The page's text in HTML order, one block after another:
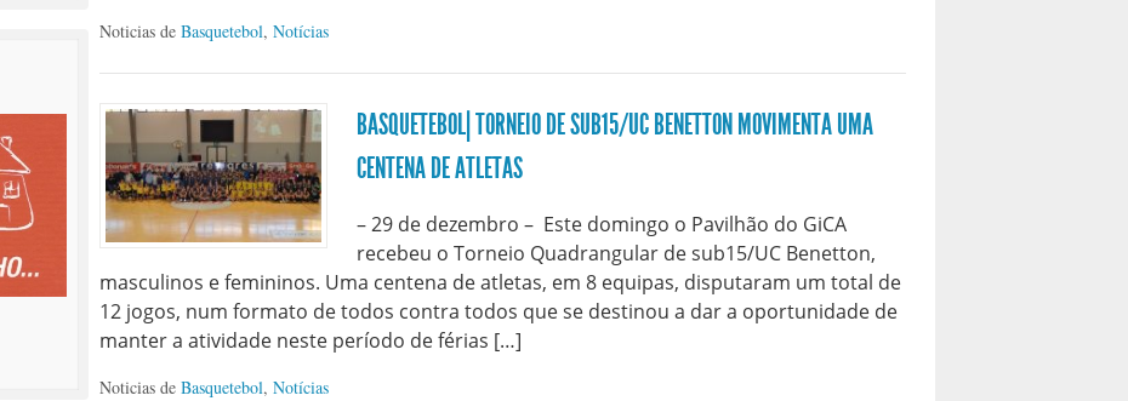
Noticias de Basquetebol, Notícias
BASQUETEBOL| TORNEIO DE SUB15/UC BENETTON MOVIMENTA UMA
CENTENA DE ATLETAS
– 29 de dezembro – Este domingo o Pavilhão do GiCA
recebeu o Torneio Quadrangular de sub15/UC Benetton,
masculinos e femininos. Uma centena de atletas, em 8 equipas, disputaram um total de
12 jogos, num formato de todos contra todos que se destinou a dar a oportunidade de
manter a atividade neste período de férias […]
Noticias de Basquetebol, Notícias